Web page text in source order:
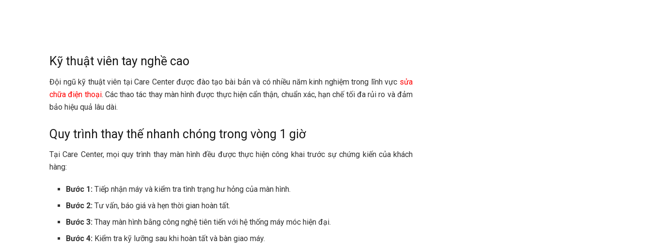
Kỹ thuật viên tay nghề cao
Đội ngũ kỹ thuật viên tại Care Center được đào tạo bài bản và có nhiều năm kinh nghiệm trong lĩnh vực sửa
chữa điện thoại. Các thao tác thay màn hình được thực hiện cẩn thận, chuẩn xác, hạn chế tối đa rủi ro và đảm
bảo hiệu quả lâu dài.
Quy trình thay thế nhanh chóng trong vòng 1 giờ
Tại Care Center, mọi quy trình thay màn hình đều được thực hiện công khai trước sự chứng kiến của khách
hàng:
Bước 1: Tiếp nhận máy và kiểm tra tình trạng hư hỏng của màn hình.
Bước 2:Tư vấn, báo giá và hẹn thời gian hoàn tất.
Bước 3:Thay màn hình bằng công nghệ tiên tiến với hệ thống máy móc hiện đại.
Bước 4: Kiểm tra kỹ lưỡng sau khi hoàn tất và bàn giao máy.